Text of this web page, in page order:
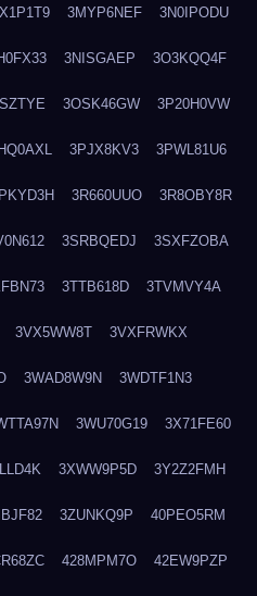
3MYP6NEF 3N0IPODU
3NISGAEP 3O3KQQ4F
3OSK46GW 3P20H0VW
3PJX8KV3 3PWL81U6
3R660UUO 3R8OBY8R
3SRBQEDJ 3SXFZOBA
3TTB618D 3TVMVY4A
3VX5WW8T 3VXFRWKX
3WAD8W9N 3WDTF1N3
3WU70G19 3X71FE60
3XWW9P5D 3Y2Z2FMH
3ZUNKQ9P 40PEO5RM
428MPM7O 42EW9PZP